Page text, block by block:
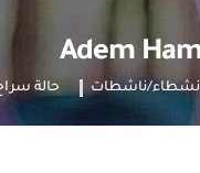
نشطاء/ناشطات حالة